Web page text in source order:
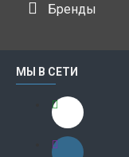
Бренды
МЫ В СЕТИ